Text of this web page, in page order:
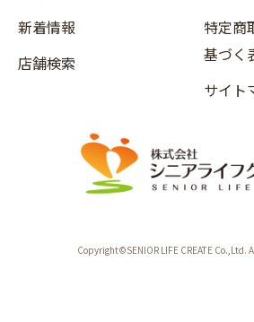
新着情報
店舗検索
特定商
基づく
サイト
Copyright©SENIOR LIFE CREATE Co.,Ltd.